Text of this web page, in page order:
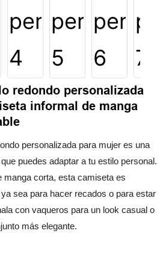
redondo personalizada
informal de manga
personalizada para mujer es una
puedes adaptar a tu estilo personal.
manga corta, esta camiseta es
sea para hacer recados o para estar
con vaqueros para un look casual o
más elegante.